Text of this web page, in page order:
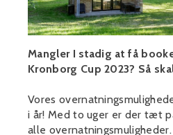
Mangler I stadig at få
Kronborg Cup 2023? Så
Vores
i år! Med to uger er der tæt
alle